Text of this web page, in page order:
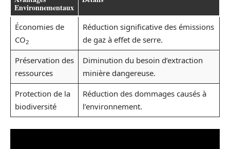
Environnementaux
Économies de
CO2
Réduction significative des émissions
de gaz à effet de serre.
Préservation des
ressources
Diminution du besoin d’extraction
minière dangereuse.
Protection de la
biodiversité
Réduction des dommages causés à
l’environnement.